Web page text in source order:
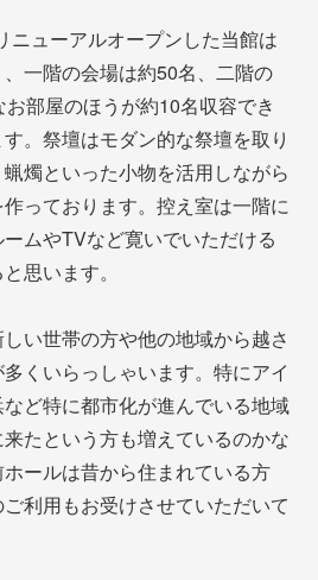
ニューアルオープンした当館は
一階の会場は約50名、二階の
部屋のほうが約10名収容でき
。祭壇はモダン的な祭壇を取り
燭といった小物を活用しながら
っております。控え室は一階に
ムやTVなど寛いでいただける
思います。
い世帯の方や他の地域から越さ
くいらっしゃいます。特にアイ
ど特に都市化が進んでいる地域
たという方も増えているのかな
ールは昔から住まれている方
利用もお受けさせていただいて